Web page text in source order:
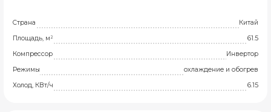
Страна
Китай
Площадь, м²
61.5
Компрессор
Инвертор
Режимы
охлаждение и обогрев
Холод, КВт/ч
6.15